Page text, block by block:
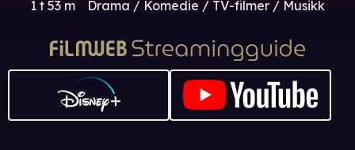
1 t 53 m Drama / Komedie / TV-filmer / Musikk